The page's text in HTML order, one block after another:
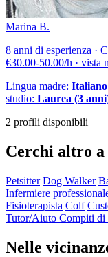
Marina B.
8 anni di esperienza ·
€30.00-50.00/h · vista
Lingua madre: Italiano
studio: Laurea (3
2 profili disponibili
Cerchi altro a
Petsitter Dog Walker
Infermiere
Fisioterapista Colf
Tutor/Aiuto Compiti di
Nelle